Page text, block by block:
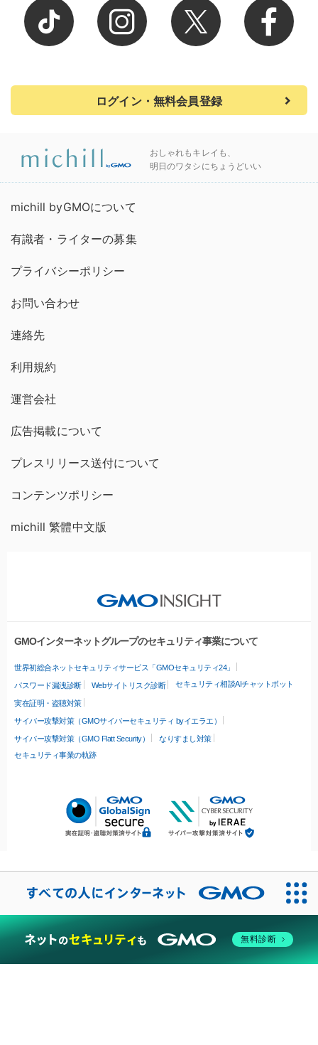
ログイン・無料会員登録
おしゃれもキレイも、
明日のワタシにちょうどいい
michill byGMOについて
有識者・ライターの募集
プライバシーポリシー
お問い合わせ
連絡先
利用規約
運営会社
広告掲載について
プレスリリース送付について
コンテンツポリシー
michill 繁體中文版
GMOインターネットグループのセキュリティ事業について
世界初総合ネットセキュリティサービス「GMOセキュリティ24」
パスワード漏洩診断 Webサイトリスク診断 セキュリティ相談AIチャットボット
実在証明・盗聴対策
サイバー攻撃対策（GMOサイバーセキュリティ byイエラエ）
サイバー攻撃対策（GMO Flatt Security）
なりすまし対策
セキュリティ事業の軌跡
無料診断